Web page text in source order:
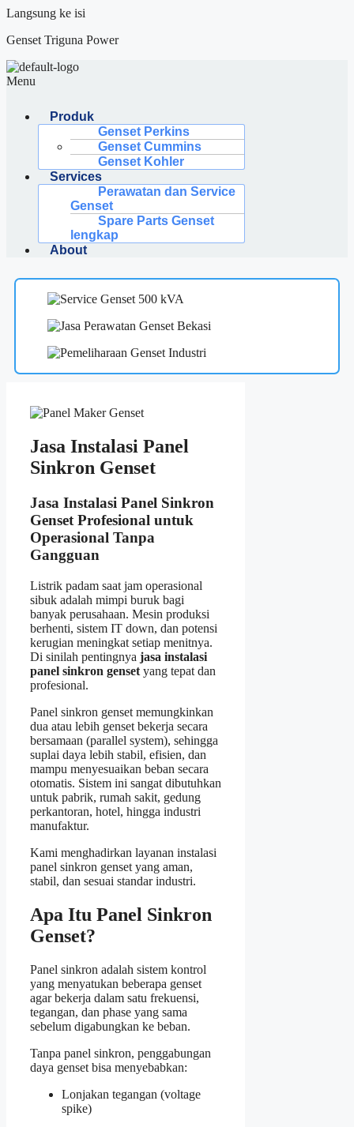
Langsung ke isi
Genset Triguna Power
Menu
Produk
Genset Perkins
Genset Cummins
Genset Kohler
Services
Perawatan dan Service
Genset
Spare Parts Genset
lengkap
About
Jasa Instalasi Panel
Sinkron Genset
Jasa Instalasi Panel Sinkron
Genset Profesional untuk
Operasional Tanpa
Gangguan
Listrik padam saat jam operasional
sibuk adalah mimpi buruk bagi
banyak perusahaan. Mesin produksi
berhenti, sistem IT down, dan potensi
kerugian meningkat setiap menitnya.
Di sinilah pentingnya jasa instalasi
panel sinkron genset yang tepat dan
profesional.
Panel sinkron genset memungkinkan
dua atau lebih genset bekerja secara
bersamaan (parallel system), sehingga
suplai daya lebih stabil, efisien, dan
mampu menyesuaikan beban secara
otomatis. Sistem ini sangat dibutuhkan
untuk pabrik, rumah sakit, gedung
perkantoran, hotel, hingga industri
manufaktur.
Kami menghadirkan layanan instalasi
panel sinkron genset yang aman,
stabil, dan sesuai standar industri.
Apa Itu Panel Sinkron
Genset?
Panel sinkron adalah sistem kontrol
yang menyatukan beberapa genset
agar bekerja dalam satu frekuensi,
tegangan, dan phase yang sama
sebelum digabungkan ke beban.
Tanpa panel sinkron, penggabungan
daya genset bisa menyebabkan:
Lonjakan tegangan (voltage
spike)